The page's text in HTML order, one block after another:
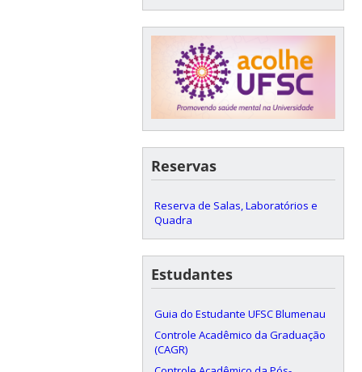
Reservas
Reserva de Salas, Laboratórios e
Quadra
Estudantes
Guia do Estudante UFSC Blumenau
Controle Acadêmico da Graduação
(CAGR)